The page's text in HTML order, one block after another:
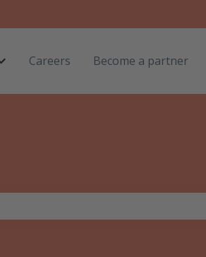
Submenu tonen voor Who we are
Careers Become a partner